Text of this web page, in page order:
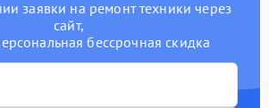
заявки на ремонт техники через
сайт,
бессрочная скидка